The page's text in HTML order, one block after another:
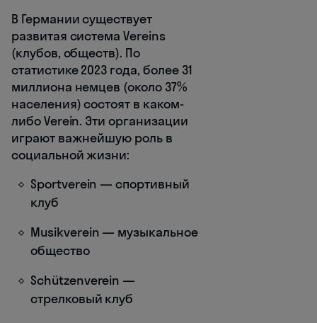
В Германии существует
развитая система Vereins
(клубов, обществ). По
статистике 2023 года, более 31
миллиона немцев (около 37%
населения) состоят в каком-
либо Verein. Эти организации
играют важнейшую роль в
социальной жизни:
Sportverein — спортивный
клуб
Musikverein — музыкальное
общество
Schützenverein —
стрелковый клуб